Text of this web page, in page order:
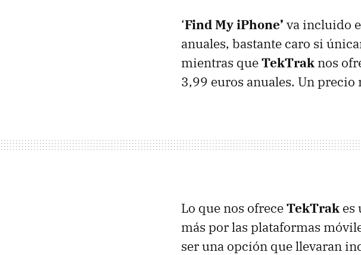
‘Find My iPhone’ va incluido
anuales, bastante caro si
mientras queTekTrak nos
3,99 euros anuales. Un
Lo que nos ofreceTekTrak es
más por las plataformas
ser una opción que llevaran